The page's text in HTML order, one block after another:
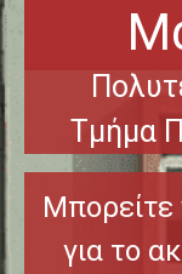
Τμήμα
Μπορείτε
για το